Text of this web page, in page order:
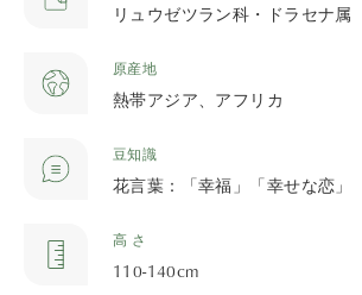
リュウゼツラン科・ドラセナ属
原産地
熱帯アジア、アフリカ
豆知識
花言葉：「幸福」「幸せな恋」
高 さ
110-140cm